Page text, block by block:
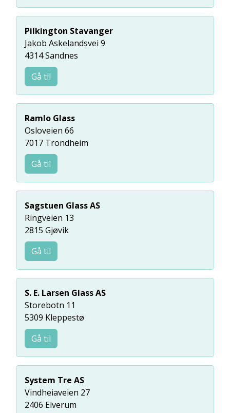
Pilkington Stavanger
Jakob Askelandsvei 9
4314 Sandnes
Gå til
Ramlo Glass
Osloveien 66
7017 Trondheim
Gå til
Sagstuen Glass AS
Ringveien 13
2815 Gjøvik
Gå til
S. E. Larsen Glass AS
Storebotn 11
5309 Kleppestø
Gå til
System Tre AS
Vindheiaveien 27
2406 Elverum